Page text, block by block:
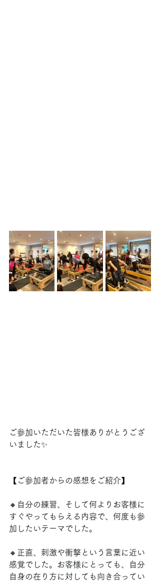
ご参加いただいた皆様ありがとうござ
いました✨
【ご参加者からの感想をご紹介】
🔸自分の練習、そして何よりお客様に
すぐやってもらえる内容で、何度も参
加したいテーマでした。
🔸正直、刺激や衝撃という言葉に近い
感覚でした。お客様にとっても、自分
自身の在り方に対しても向き合ってい